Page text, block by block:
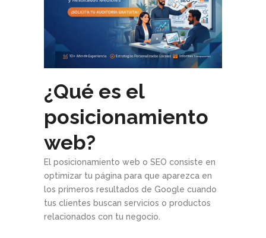
¿Qué es el
posicionamiento
web?
El posicionamiento web o SEO consiste en
optimizar tu página para que aparezca en
los primeros resultados de Google cuando
tus clientes buscan servicios o productos
relacionados con tu negocio.